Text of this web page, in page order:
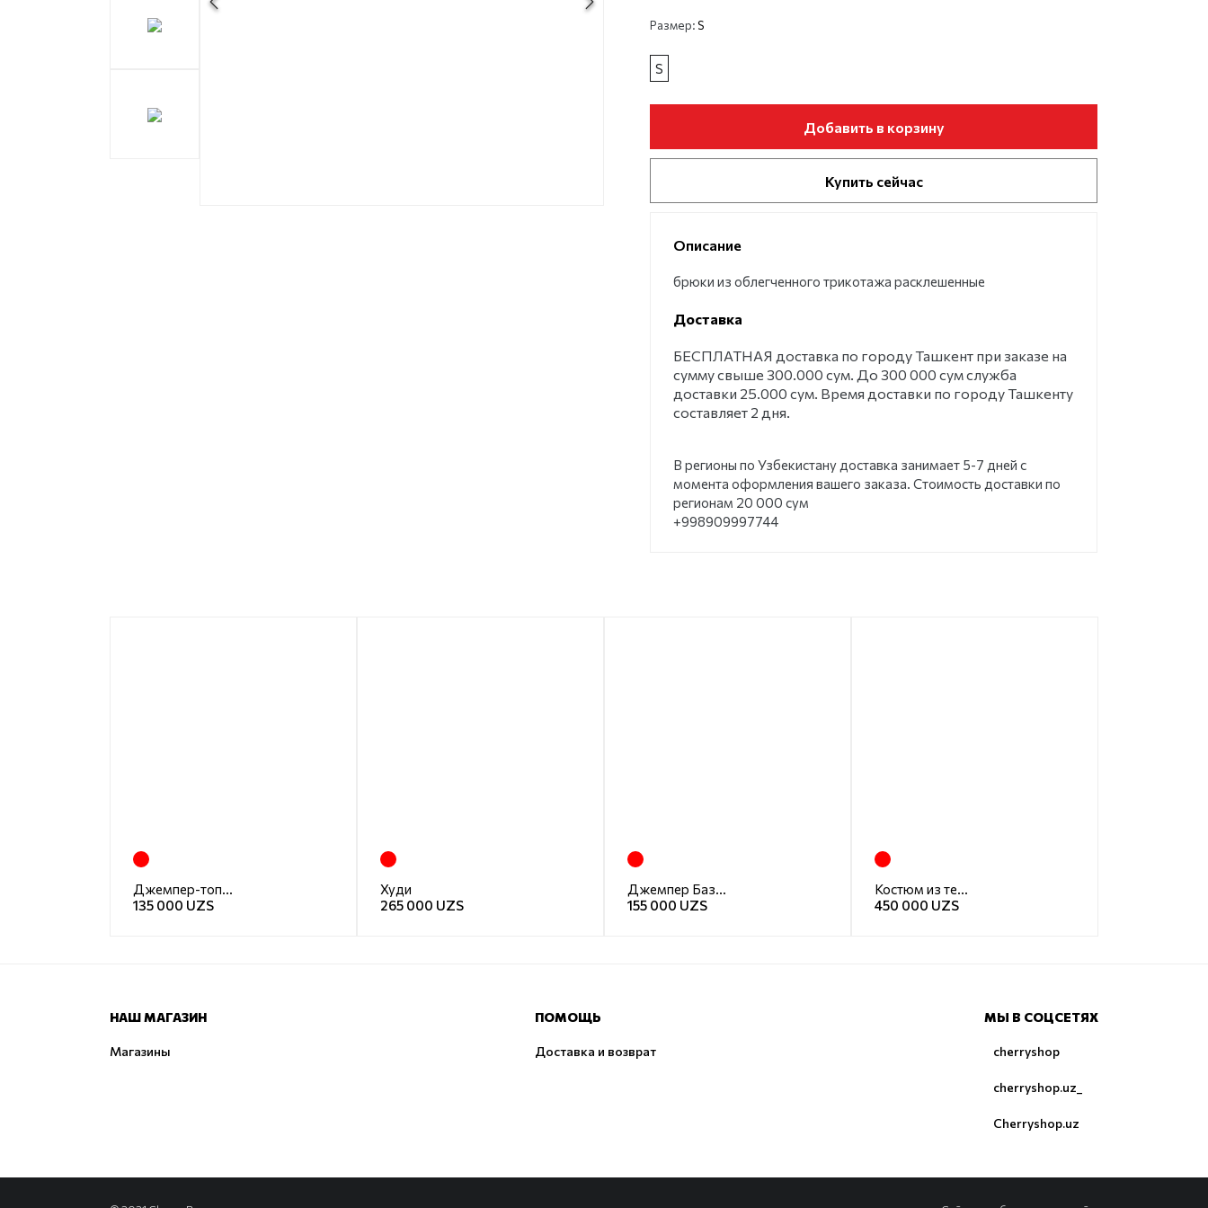
Размер:S
S
Добавить в корзину
Купить сейчас
Описание
брюки из облегченного трикотажа расклешенные
Доставка
БЕСПЛАТНАЯ доставка по городу Ташкент при заказе на
сумму свыше 300.000 сум. До 300 000 сум служба
доставки 25.000 сум. Время доставки по городу Ташкенту
составляет 2 дня.
В регионы по Узбекистану доставка занимает 5-7 дней с
момента оформления вашего заказа. Стоимость доставки по
регионам 20 000 сум
+998909997744
Джемпер-топ база
135 000 UZS
Худи
265 000 UZS
Джемпер Базовый
155 000 UZS
Костюм из теплого трикотажа
450 000 UZS
НАШ МАГАЗИН
Магазины
ПОМОЩЬ
Доставка и возврат
МЫ В СОЦСЕТЯХ
cherryshop
cherryshop.uz_
Cherryshop.uz